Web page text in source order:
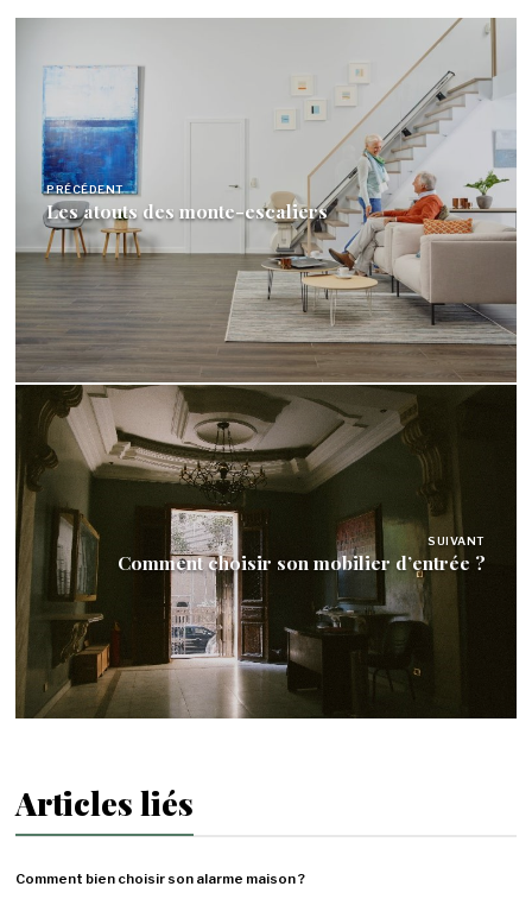
Navigation
de
l’article
PRÉCÉDENT
Les atouts des monte-escaliers
SUIVANT
Comment choisir son mobilier d’entrée ?
Articles liés
Comment bien choisir son alarme maison ?